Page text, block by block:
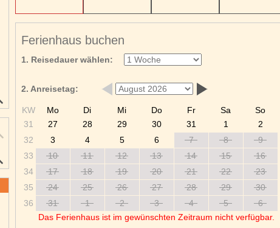
Ferienhaus buchen
1. Reisedauer wählen:
2. Anreisetag:
KW Mo Di Mi Do Fr Sa
So
31
27 28 29 30 31 1
2
32
3 4 5 6 7 8
9
33
10 11 12 13 14 15
16
34
17 18 19 20 21 22
23
35
24 25 26 27 28 29
30
36
31 1 2 3 4 5
6
Das Ferienhaus ist im gewünschten Zeitraum nicht verfügbar.